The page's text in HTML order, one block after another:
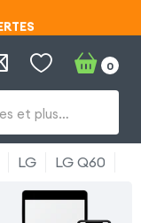
et plus…
0
LG LG Q60